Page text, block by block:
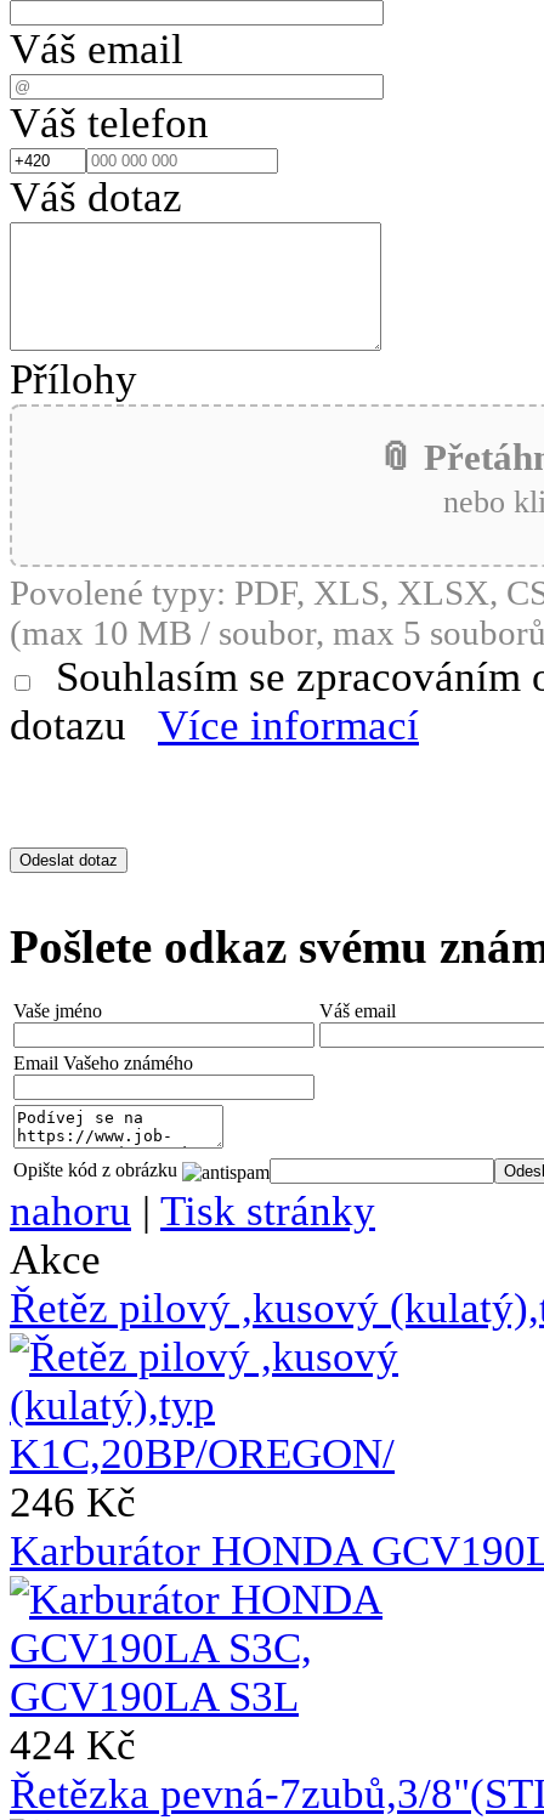
Váš email
Váš telefon
Váš dotaz
Přílohy
📎
nebo
Povolené typy: PDF, XLS, XLSX,
(max 10 MB / soubor, max 5
Souhlasím se
dotazu
Více informací
Pošlete odkaz svému
Vaše jméno Váš email
Email Vašeho známého
Opište kód z obrázku
nahoru | Tisk stránky
Akce
Řetěz pilový ,kusový
246 Kč
Karburátor HONDA
424 Kč
Řetězka pevná-7zubů,3/